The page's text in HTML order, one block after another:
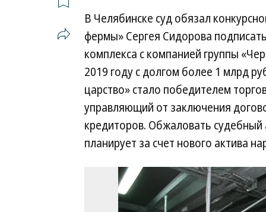
В Челябинске суд обязал
фермы» Сергея Сидорова
комплекса с компанией группы
2019 году с долгом более 1 млрд
царство» стало победителем
управляющий от заключения
кредиторов. Обжаловать
планирует за счет нового актива